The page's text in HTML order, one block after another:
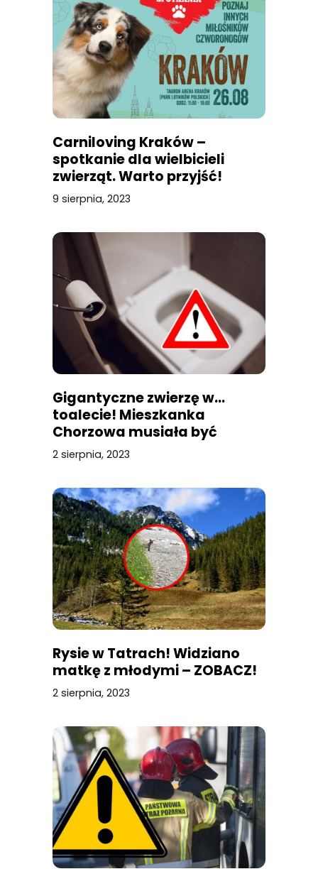
Carniloving Kraków –
spotkanie dla wielbicieli
zwierząt. Warto przyjść!
9 sierpnia, 2023
Gigantyczne zwierzę w…
toalecie! Mieszkanka
Chorzowa musiała być
przerażona
2 sierpnia, 2023
Rysie w Tatrach! Widziano
matkę z młodymi – ZOBACZ!
2 sierpnia, 2023